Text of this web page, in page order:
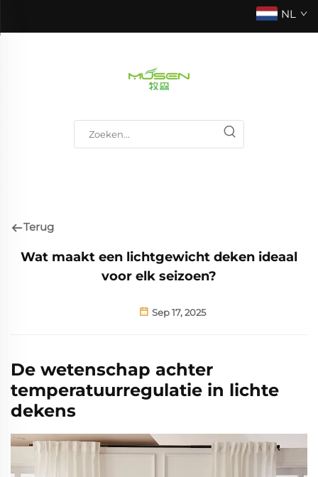
NL
Terug
Wat maakt een lichtgewicht deken ideaal
voor elk seizoen?
Sep 17, 2025
De wetenschap achter
temperatuurregulatie in lichte
dekens